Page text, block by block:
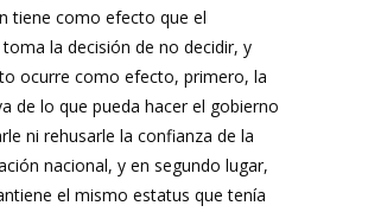
tiene como efecto que el
la decisión de no decidir, y
ocurre como efecto, primero, la
de lo que pueda hacer el gobierno
ni rehusarle la confianza de la
nacional, y en segundo lugar,
el mismo estatus que tenía